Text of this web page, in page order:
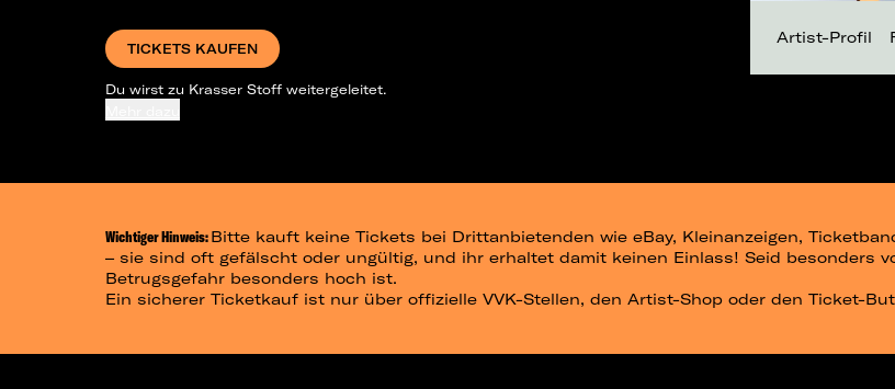
TICKETS KAUFEN
Du wirst zu Krasser Stoff weitergeleitet.
Artist-Profil
Wichtiger Hinweis:Bitte kauft keine Tickets bei Drittanbietenden wie eBay, Kleinanzeigen,
– sie sind oft gefälscht oder ungültig, und ihr erhaltet damit keinen Einlass! Seid besonders
Betrugsgefahr besonders hoch ist.
Ein sicherer Ticketkauf ist nur über offizielle VVK-Stellen, den Artist-Shop oder den Ticket-